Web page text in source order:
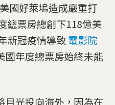
國好萊塢造成嚴重打
總票房總創下118億美
新冠疫情導致 電影院
國年度總票房始終未能
目光投向海外，因為在